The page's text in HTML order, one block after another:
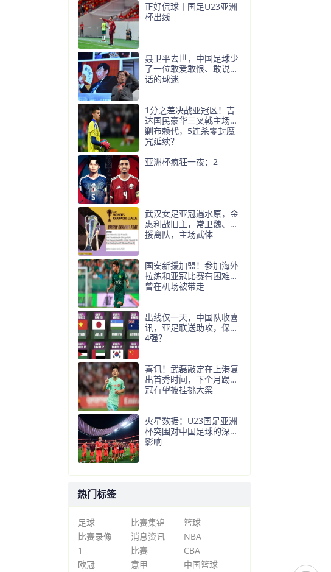
正好侃球丨国足U23亚洲
杯出线
聂卫平去世，中国足球少
了一位敢爱敢恨、敢说真
话的球迷
1分之差决战亚冠区！吉
达国民豪华三叉戟主场围
剿布赖代，5连杀零封魔
咒延续？
亚洲杯疯狂一夜：2
武汉女足亚冠遇水原，金
惠利战旧主，常卫魏、外
援离队，主场武体
国安新援加盟！参加海外
拉练和亚冠比赛有困难，
曾在机场被带走
出线仅一天，中国队收喜
讯，亚足联送助攻，保送
4强？
喜讯！武磊敲定在上港复
出首秀时间，下个月踢亚
冠有望披挂挑大梁
火星数据：U23国足亚洲
杯突围对中国足球的深层
影响
热门标签
足球 比赛集锦
篮球
比赛录像
消息资讯
NBA
1
比赛
CBA
欧冠
意甲 中国篮球